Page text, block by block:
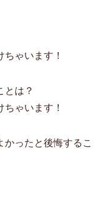
ゃいます！
とは？
ゃいます！
かったと後悔するこ